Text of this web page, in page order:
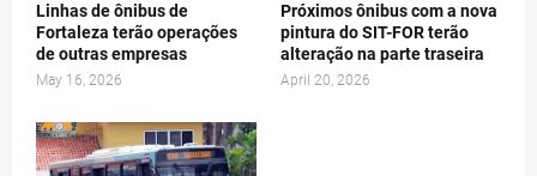
Linhas de ônibus de
Fortaleza terão operações
de outras empresas
May 16, 2026
Próximos ônibus com a nova
pintura do SIT-FOR terão
alteração na parte traseira
April 20, 2026